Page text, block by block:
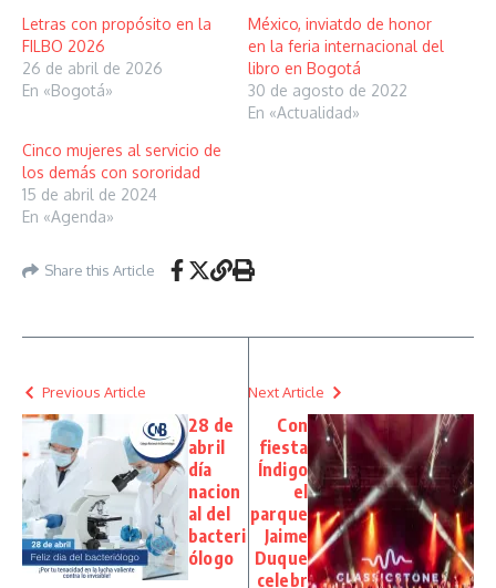
Letras con propósito en la
FILBO 2026
26 de abril de 2026
En «Bogotá»
México, inviatdo de honor
en la feria internacional del
libro en Bogotá
30 de agosto de 2022
En «Actualidad»
Cinco mujeres al servicio de
los demás con sororidad
15 de abril de 2024
En «Agenda»
Share this Article
Previous Article
28 de
abril
día
nacion
al del
bacteri
ólogo
Next Article
Con
fiesta
Índigo
el
parque
Jaime
Duque
celebr